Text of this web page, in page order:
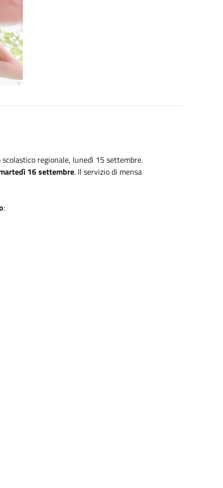
regionale, lunedì 15 settembre.
16 settembre. Il servizio di mensa
: